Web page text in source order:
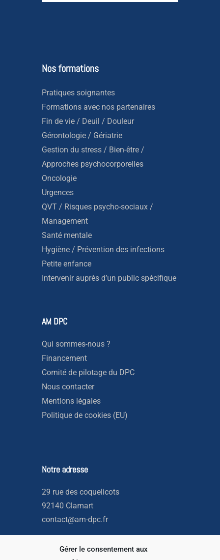
Gérer le consentement aux
Nos formations
Pratiques soignantes
Formations avec nos partenaires
Fin de vie / Deuil / Douleur
Gérontologie / Gériatrie
Gestion du stress / Bien-être /
Approches psychocorporelles
Oncologie
Urgences
QVT / Risques psycho-sociaux /
Management
Santé mentale
Hygiène / Prévention des infections
Petite enfance
Intervenir auprès d’un public spécifique
AM DPC
Qui sommes-nous ?
Financement
Comité de pilotage du DPC
Nous contacter
Mentions légales
Politique de cookies (EU)
Notre adresse
29 rue des coquelicots
92140 Clamart
contact@am-dpc.fr